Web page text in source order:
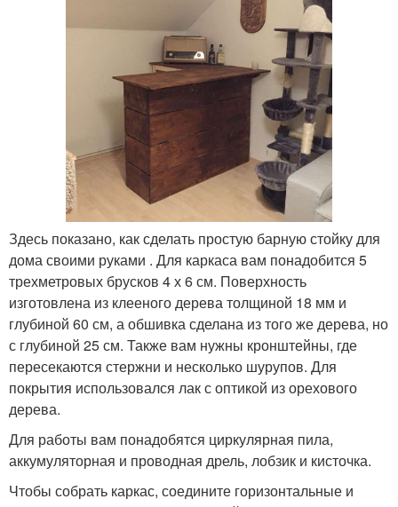
Здесь показано, как сделать простую барную стойку для
дома своими руками . Для каркаса вам понадобится 5
трехметровых брусков 4 х 6 см. Поверхность
изготовлена из клееного дерева толщиной 18 мм и
глубиной 60 см, а обшивка сделана из того же дерева, но
с глубиной 25 см. Также вам нужны кронштейны, где
пересекаются стержни и несколько шурупов. Для
покрытия использовался лак с оптикой из орехового
дерева.
Для работы вам понадобятся циркулярная пила,
аккумуляторная и проводная дрель, лобзик и кисточка.
Чтобы собрать каркас, соедините горизонтальные и